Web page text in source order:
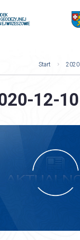
W RZESZOWIE
Start 2020
12-10